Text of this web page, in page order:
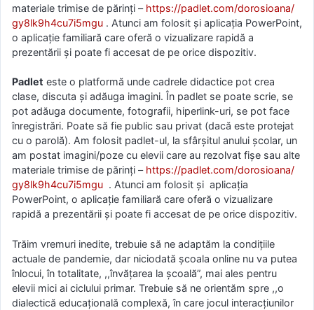
materiale trimise de părinți – https://padlet.com/dorosioana/
gy8lk9h4cu7i5mgu . Atunci am folosit și aplicația PowerPoint,
o aplicație familiară care oferă o vizualizare rapidă a
prezentării și poate fi accesat de pe orice dispozitiv.
Padlet este o platformă unde cadrele didactice pot crea
clase, discuta şi adăuga imagini. În padlet se poate scrie, se
pot adăuga documente, fotografii, hiperlink-uri, se pot face
înregistrări. Poate să fie public sau privat (dacă este protejat
cu o parolă). Am folosit padlet-ul, la sfârșitul anului școlar, un
am postat imagini/poze cu elevii care au rezolvat fișe sau alte
materiale trimise de părinți – https://padlet.com/dorosioana/
gy8lk9h4cu7i5mgu . Atunci am folosit și aplicația
PowerPoint, o aplicație familiară care oferă o vizualizare
rapidă a prezentării și poate fi accesat de pe orice dispozitiv.
Trăim vremuri inedite, trebuie să ne adaptăm la condițiile
actuale de pandemie, dar niciodată școala online nu va putea
înlocui, în totalitate, ,,învățarea la școală”, mai ales pentru
elevii mici ai ciclului primar. Trebuie să ne orientăm spre ,,o
dialectică educațională complexă, în care jocul interacțiunilor